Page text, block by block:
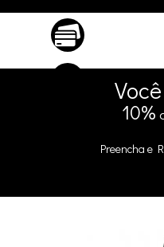
5% DE
Você
10%
Preencha e